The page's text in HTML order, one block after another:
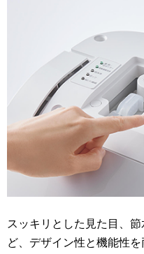
スッキリとした見た目、
ど、デザイン性と機能性